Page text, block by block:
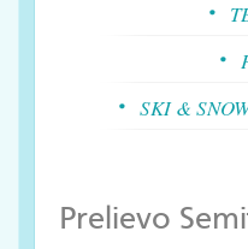
SKI &
Prelievo